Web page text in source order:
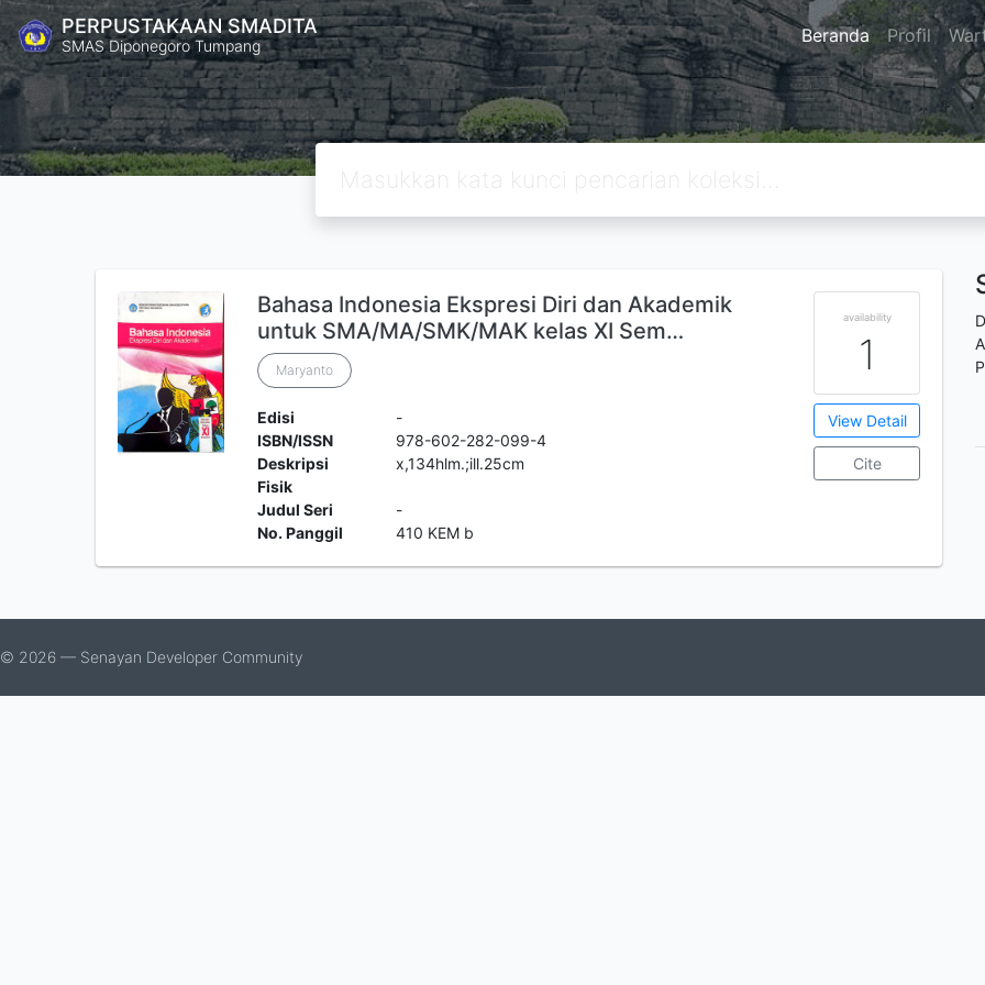
PERPUSTAKAAN SMADITA
SMAS Diponegoro Tumpang Beranda Profil
Bahasa Indonesia Ekspresi Diri dan Akademik
untuk SMA/MA/SMK/MAK kelas XI Sem…
Maryanto
Edisi
-
ISBN/ISSN
978-602-282-099-4
Deskripsi
Fisik
x,134hlm.;ill.25cm
Judul Seri
-
No. Panggil
410 KEM b
availability
1
View Detail
Cite
© 2026 — Senayan Developer Community